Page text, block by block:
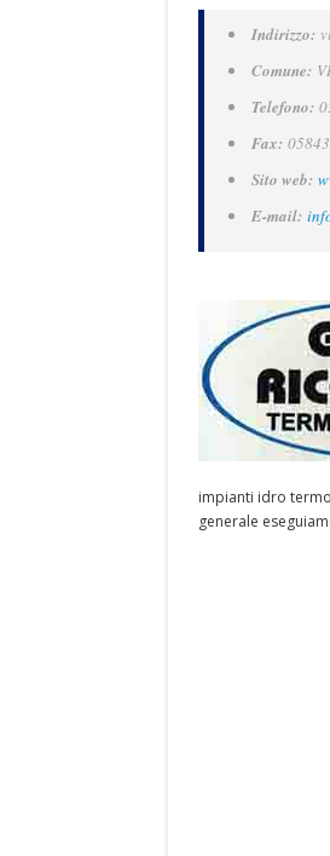
Indirizzo:
Comune:
Telefono:
Fax:
Sito web:
E-mail:
impianti idro
generale